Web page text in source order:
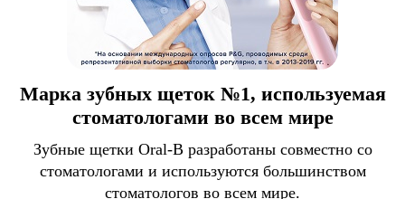
Марка зубных щеток №1, используемая
стоматологами во всем мире
Зубные щетки Oral-B разработаны совместно со
стоматологами и используются большинством
стоматологов во всем мире.